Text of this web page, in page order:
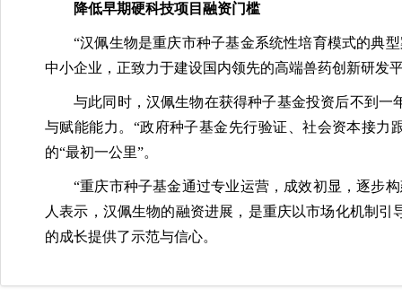
降低早期硬科技项目融资门槛
“汉佩生物是重庆市种子基金系统性培育模式的典
中小企业，正致力于建设国内领先的高端兽药创新研发
与此同时，汉佩生物在获得种子基金投资后不到
与赋能能力。“政府种子基金先行验证、社会资本接
的“最初一公里”。
“重庆市种子基金通过专业运营，成效初显，逐步
人表示，汉佩生物的融资进展，是重庆以市场化机制
的成长提供了示范与信心。